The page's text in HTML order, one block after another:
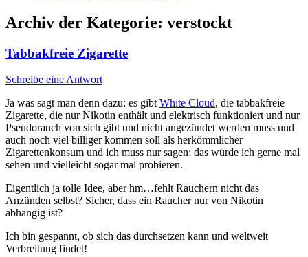
Archiv der Kategorie: verstockt
Tabbakfreie Zigarette
Schreibe eine Antwort
Ja was sagt man denn dazu: es gibt White Cloud, die tabbakfreie
Zigarette, die nur Nikotin enthält und elektrisch funktioniert und nur
Pseudorauch von sich gibt und nicht angezündet werden muss und
auch noch viel billiger kommen soll als herkömmlicher
Zigarettenkonsum und ich muss nur sagen: das würde ich gerne mal
sehen und vielleicht sogar mal probieren.
Eigentlich ja tolle Idee, aber hm…fehlt Rauchern nicht das
Anzünden selbst? Sicher, dass ein Raucher nur von Nikotin
abhängig ist?
Ich bin gespannt, ob sich das durchsetzen kann und weltweit
Verbreitung findet!